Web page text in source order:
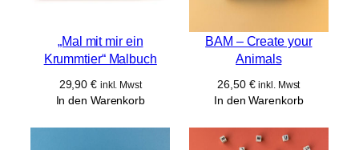
„Mal mit mir ein
Krummtier“ Malbuch
29,90€ inkl. Mwst
In den Warenkorb
BAM – Create your
Animals
26,50 € inkl. Mwst
In den Warenkorb